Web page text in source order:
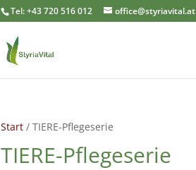
Tel: +43 720 516 012 office@styriavital.at
Start / TIERE-Pflegeserie
TIERE-Pflegeserie